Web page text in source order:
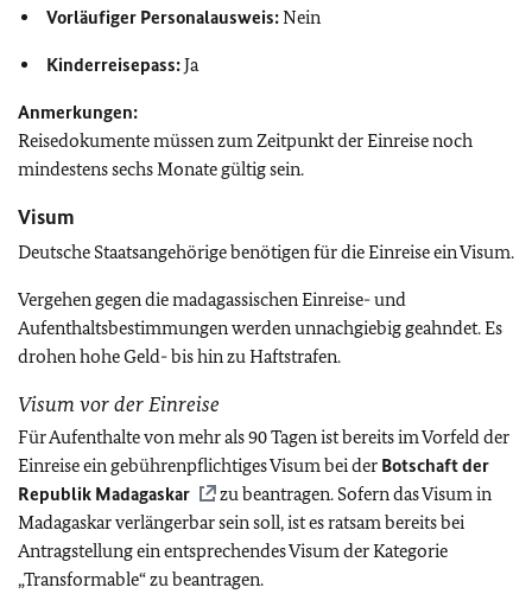
Vorläufiger Personalausweis:Nein
Kinderreisepass:Ja
Anmerkungen:
Reisedokumente müssen zum Zeitpunkt der Einreise noch
mindestens sechs Monate gültig sein.
Visum
Deutsche Staatsangehörige benötigen für die Einreise ein Visum.
Vergehen gegen die madagassischen Einreise- und
Aufenthaltsbestimmungen werden unnachgiebig geahndet. Es
drohen hohe Geld- bis hin zu Haftstrafen.
Visum vor der Einreise
Für Aufenthalte von mehr als 90 Tagen ist bereits im Vorfeld der
Einreise ein gebührenpflichtiges Visum bei der Botschaft der
Republik Madagaskar
zu beantragen. Sofern das Visum in
Madagaskar verlängerbar sein soll, ist es ratsam bereits bei
Antragstellung ein entsprechendes Visum der Kategorie
„Transformable“ zu beantragen.